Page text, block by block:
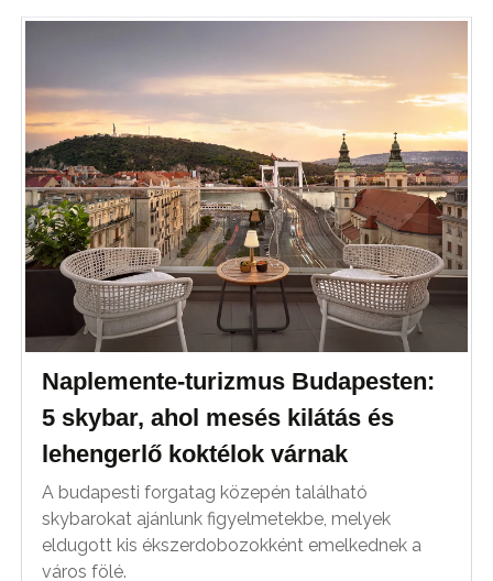
Naplemente-turizmus Budapesten:
5 skybar, ahol mesés kilátás és
lehengerlő koktélok várnak
A budapesti forgatag közepén található
skybarokat ajánlunk figyelmetekbe, melyek
eldugott kis ékszerdobozokként emelkednek a
város fölé.